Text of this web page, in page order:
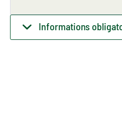
Informations